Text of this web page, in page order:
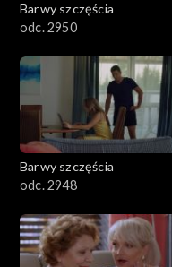
Barwy szczęścia
odc. 2950
Barwy szczęścia
odc. 2948